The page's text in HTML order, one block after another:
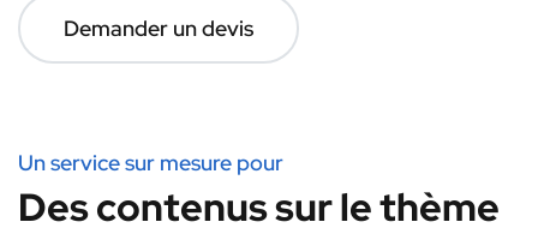
Demander un devis
Un service sur mesure pour
Des contenus sur le thème